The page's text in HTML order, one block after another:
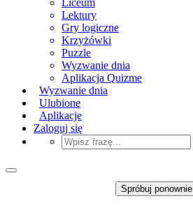
Lektury
Gry logiczne
Krzyżówki
Puzzle
Wyzwanie dnia
Aplikacja Quizme
Wyzwanie dnia
Ulubione
Aplikacje
Zaloguj się
Spróbuj ponownie